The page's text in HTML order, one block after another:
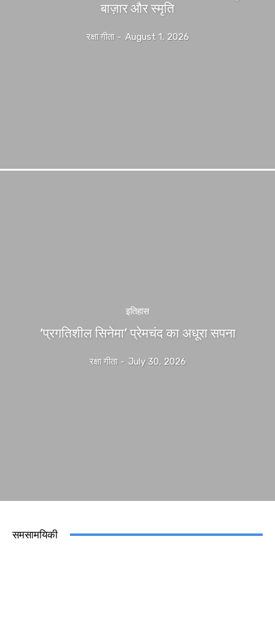
बाज़ार और स्मृति
रक्षा गीता - August 1, 2026
इतिहास
‘प्रगतिशील सिनेमा’ प्रेमचंद का अधूरा सपना
रक्षा गीता - July 30, 2026
समसामयिकी